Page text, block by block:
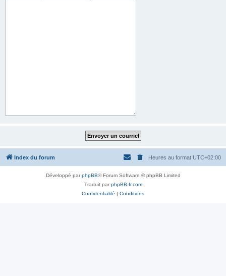
Index du forum Heures au format UTC+02:00
Développé parphpBB® Forum Software © phpBB Limited
Traduit parphpBB-fr.com
Confidentialité | Conditions